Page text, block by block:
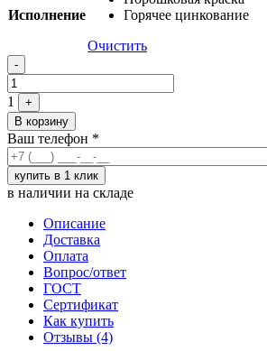
Исполнение
Горячее цинкование
Очистить
Quantity
-
1
+
В корзину
Ваш телефон *
в наличии на складе
Описание
Доставка
Оплата
Вопрос/ответ
ГОСТ
Сертификат
Как купить
Отзывы (4)